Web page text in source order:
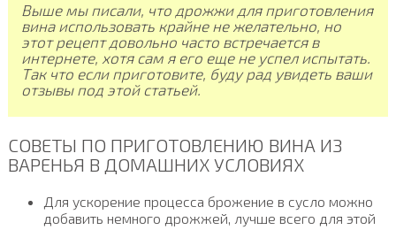
Выше мы писали, что дрожжи для приготовления
вина использовать крайне не желательно, но
этот рецепт довольно часто встречается в
интернете, хотя сам я его еще не успел испытать.
Так что если приготовите, буду рад увидеть ваши
отзывы под этой статьей.
СОВЕТЫ ПО ПРИГОТОВЛЕНИЮ ВИНА ИЗ
ВАРЕНЬЯ В ДОМАШНИХ УСЛОВИЯХ
Для ускорение процесса брожение в сусло можно
добавить немного дрожжей, лучше всего для этой